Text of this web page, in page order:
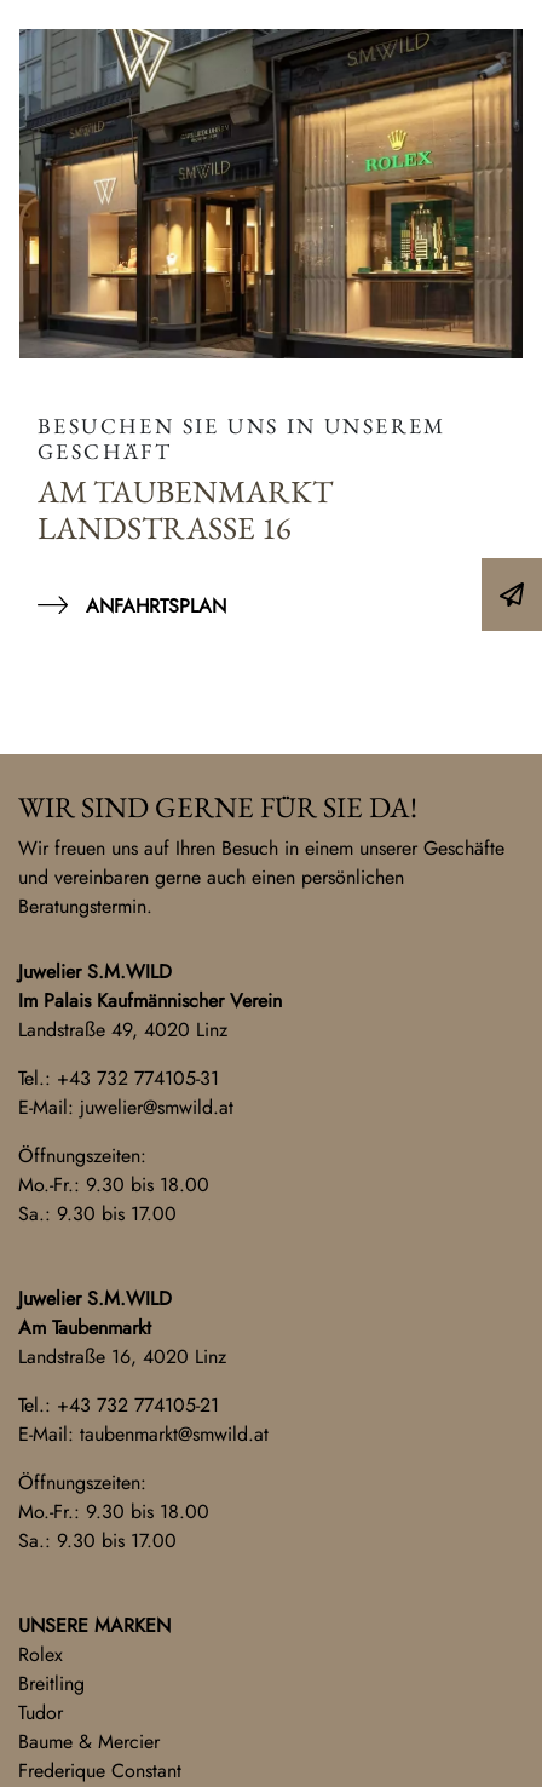
BESUCHEN SIE UNS IN UNSEREM
GESCHÄFT
AM TAUBENMARKT
LANDSTRASSE 16
ANFAHRTSPLAN
WIR SIND GERNE FÜR SIE DA!
Wir freuen uns auf Ihren Besuch in einem unserer Geschäfte
und vereinbaren gerne auch einen persönlichen
Beratungstermin.
Juwelier S.M.WILD
Im Palais Kaufmännischer Verein
Landstraße 49, 4020 Linz
Tel.: +43 732 774105-31
E-Mail: juwelier@smwild.at
Öffnungszeiten:
Mo.-Fr.: 9.30 bis 18.00
Sa.: 9.30 bis 17.00
Juwelier S.M.WILD
Am Taubenmarkt
Landstraße 16, 4020 Linz
Tel.: +43 732 774105-21
E-Mail: taubenmarkt@smwild.at
Öffnungszeiten:
Mo.-Fr.: 9.30 bis 18.00
Sa.: 9.30 bis 17.00
UNSERE MARKEN
Rolex
Breitling
Tudor
Baume & Mercier
Frederique Constant